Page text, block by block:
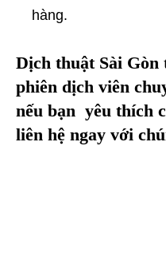
hàng.
Dịch thuật Sài Gòn
phiên dịch viên
nếu bạn yêu thích
liên hệ ngay với